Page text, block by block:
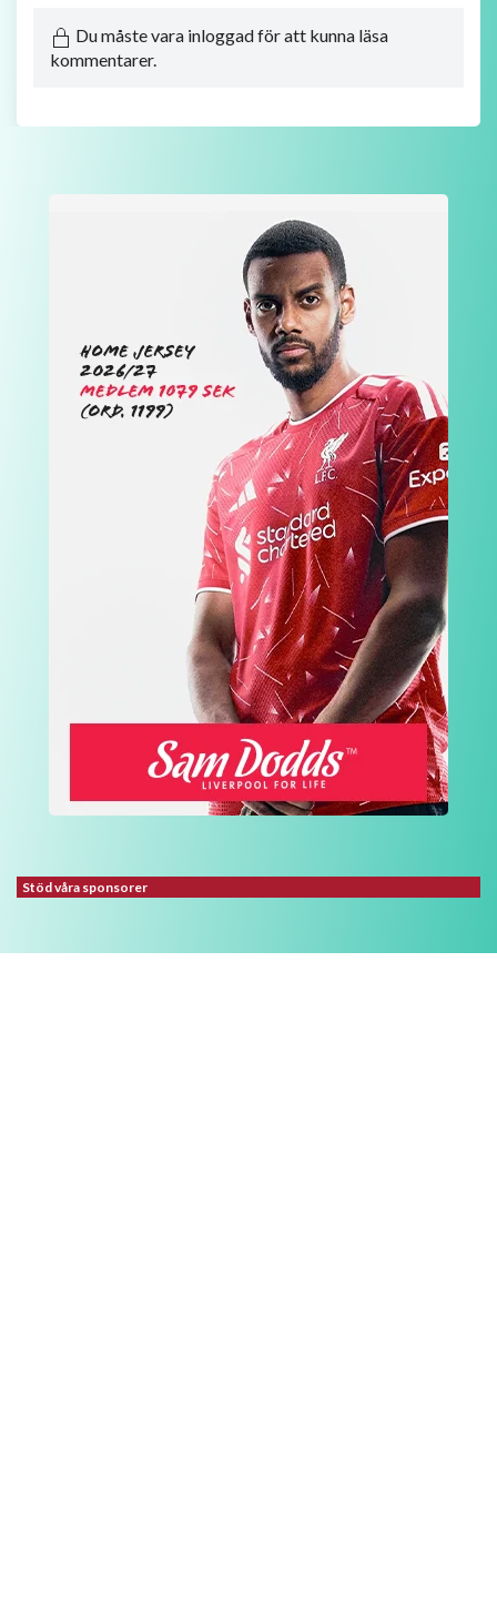
Du måste vara inloggad för att kunna läsa
kommentarer.
Stöd våra sponsorer